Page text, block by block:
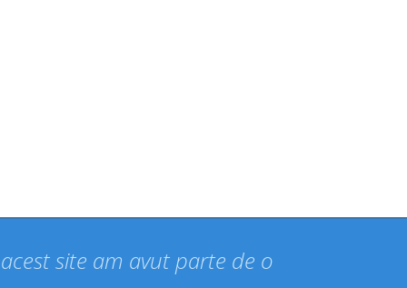
site am avut parte de o